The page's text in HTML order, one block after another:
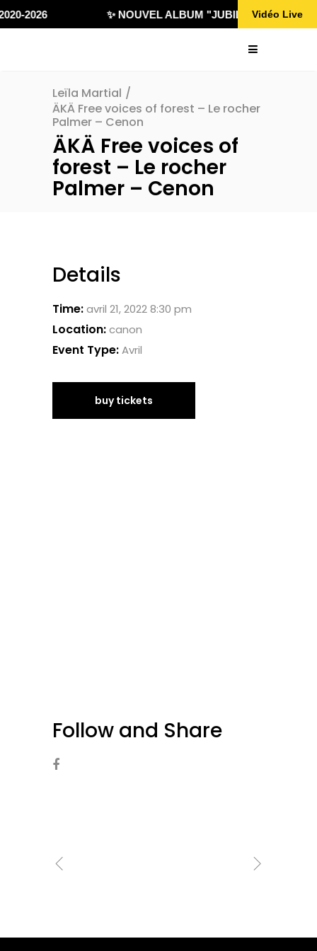
2026 ✨ NOUVEL ALBUM "JUBILÄ 432"Vidéo Live
Leïla Martial /
ÄKÄ Free voices of forest – Le rocher
Palmer – Cenon
ÄKÄ Free voices of
forest – Le rocher
Palmer – Cenon
Details
Time:avril 21, 2022 8:30 pm
Location:canon
Event Type:Avril
buy tickets
Follow and Share